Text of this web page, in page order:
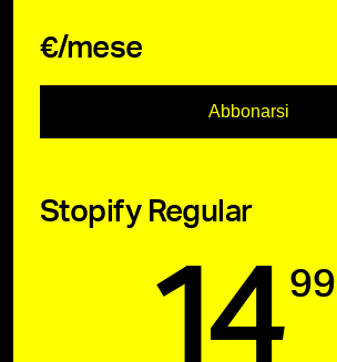
€/mese
Abbonarsi
Stopify Regular
14 99